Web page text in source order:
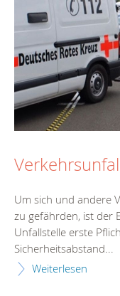
Um sich und andere
zu gefährden, ist der
Unfallstelle erste
Sicherheitsabstand...
Weiterlesen